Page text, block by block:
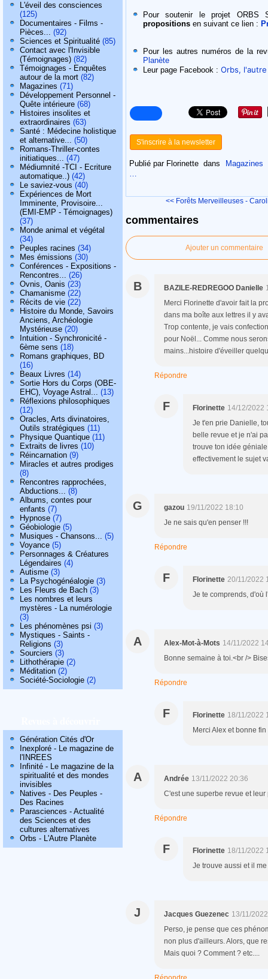
L'éveil des consciences
(125)
Documentaires - Films -
Pièces... (92)
Sciences et Spiritualité (85)
Contact avec l'Invisible
(Témoignages) (82)
Témoignages - Enquêtes
autour de la mort (82)
Magazines (71)
Développement Personnel -
Quête intérieure (68)
Histoires insolites et
extraordinaires (63)
Santé : Médecine holistique
et alternative... (50)
Romans-Thriller-contes
initiatiques... (47)
Médiumnité -TCI - Ecriture
automatique..) (42)
Le saviez-vous (40)
Expériences de Mort
Imminente, Provisoire...
(EMI-EMP - Témoignages)
(37)
Monde animal et végétal
(34)
Peuples racines (34)
Mes émissions (30)
Conférences - Expositions -
Rencontres... (26)
Ovnis, Oanis (23)
Chamanisme (22)
Récits de vie (22)
Histoire du Monde, Savoirs
Anciens, Archéologie
Mystérieuse (20)
Intuition - Synchronicité -
6ème sens (18)
Romans graphiques, BD
(16)
Beaux Livres (14)
Sortie Hors du Corps (OBE-
EHC), Voyage Astral... (13)
Réflexions philosophiques
(12)
Oracles, Arts divinatoires,
Outils stratégiques (11)
Physique Quantique (11)
Extraits de livres (10)
Réincarnation (9)
Miracles et autres prodiges
(8)
Rencontres rapprochées,
Abductions... (8)
Albums, contes pour
enfants (7)
Hypnose (7)
Géobiologie (5)
Musiques - Chansons... (5)
Voyance (5)
Personnages & Créatures
Légendaires (4)
Autisme (3)
La Psychogénéalogie (3)
Les Fleurs de Bach (3)
Les nombres et leurs
mystères - La numérologie
(3)
Les phénomènes psi (3)
Mystiques - Saints -
Religions (3)
Sourciers (3)
Lithothérapie (2)
Méditation (2)
Société-Sociologie (2)
Génération Cités d'Or
Inexploré - Le magazine de
l'INREES
Infinité - Le magazine de la
spiritualité et des mondes
invisibles
Natives - Des Peuples -
Des Racines
Parasciences - Actualité
des Sciences et des
cultures alternatives
Orbs - L'Autre Planète
Pour soutenir le projet ORBS
propositions en suivant ce lien :
Pour les autres numéros de la
Planète
Leur page Facebook : Orbs,
S'inscrire à la newsletter
Publié par Florinette dans
Magazines
…
<< Forêts Merveilleuses -
commentaires
Ajouter un commentaire
B BAZILE-REDREGOO Danielle
Merci Florinette d'avoir fait la
dans ma boîte aux lettres il y
Trop contente, je vais
pour Noël... Comme nous
mains...histoire d'éveiller
Répondre
F Florinette 14/12/2022
Je t'en prie Danielle,
belle revue et je n'ai
trouve ton idée
effectivement le sujet
G gazou 19/11/2022 18:10
Je ne sais qu'en penser !!!
Répondre
F Florinette 20/11/2022
Je te comprends, d'où
A Alex-Mot-à-Mots 14/11/2022
Bonne semaine à toi.<br />
Répondre
F Florinette 18/11/2022
Merci Alex et bonne
A Andrée 13/11/2022 20:36
C'est une superbe revue et
Répondre
F Florinette 18/11/2022
Je trouve aussi et il
J Jacques Guezenec 13/11/
Perso, je pense que ces
non plus d'ailleurs. Alors, que
Mais quoi ? Comment ? etc....